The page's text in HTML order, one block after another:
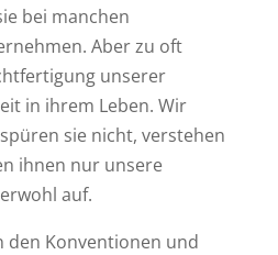
bei manchen
Aber zu oft
unserer
in ihrem Leben. Wir
sie nicht, verstehen
ihnen nur unsere
auf.
den Konventionen und